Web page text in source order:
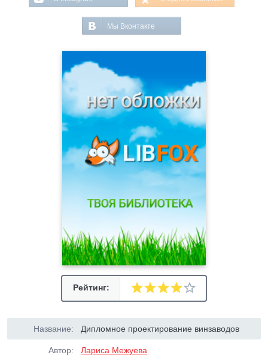
Мы Вконтакте
Рейтинг:
Название: Дипломное проектирование винзаводов
Автор: Лариса Межуева